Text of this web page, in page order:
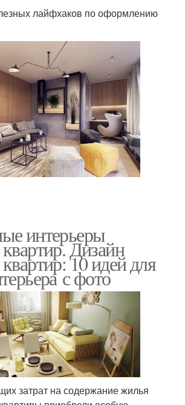
лайфхаков по оформлению
интерьеры
Дизайн
10 идей для
с фото
затрат на содержание жилья